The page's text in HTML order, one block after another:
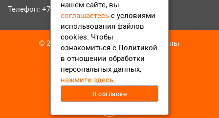
Телефон: +7 (496) 551-04-95
© 2016-2023 ТВР24 Все права защищены
нашем сайте, вы
соглашаетесь с условиями
использования файлов
cookies. Чтобы
ознакомиться с Политикой
в отношении обработки
персональных данных,
нажмите здесь.
Я согласен